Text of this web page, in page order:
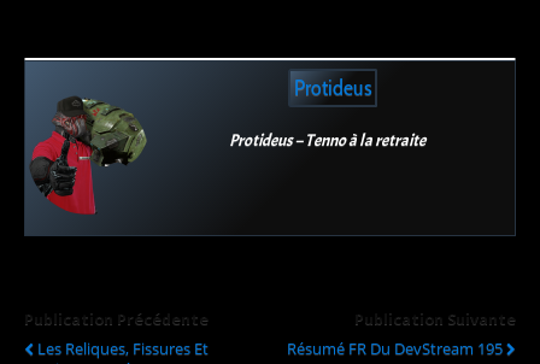
Protideus
Protideus – Tenno à la retraite
Publication Précédente
Les Reliques, Fissures Et
Publication Suivante
Résumé FR Du DevStream 195